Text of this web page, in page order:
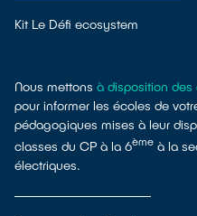
Kit Le Défi ecosystem
Nous mettons à disposition des
pour informer les écoles de
pédagogiques mises à leur
classes du CP à la 6ème à la
électriques.